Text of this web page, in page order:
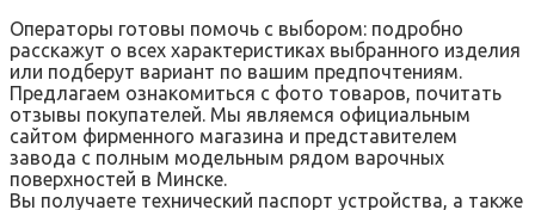
Операторы готовы помочь с выбором: подробно
расскажут о всех характеристиках выбранного изделия
или подберут вариант по вашим предпочтениям.
Предлагаем ознакомиться с фото товаров, почитать
отзывы покупателей. Мы являемся официальным
сайтом фирменного магазина и представителем
завода с полным модельным рядом варочных
поверхностей в Минске.
Вы получаете технический паспорт устройства, а также